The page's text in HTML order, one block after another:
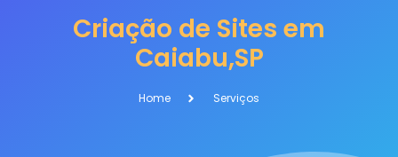
Criação de Sites em
Caiabu,SP
Home Serviços